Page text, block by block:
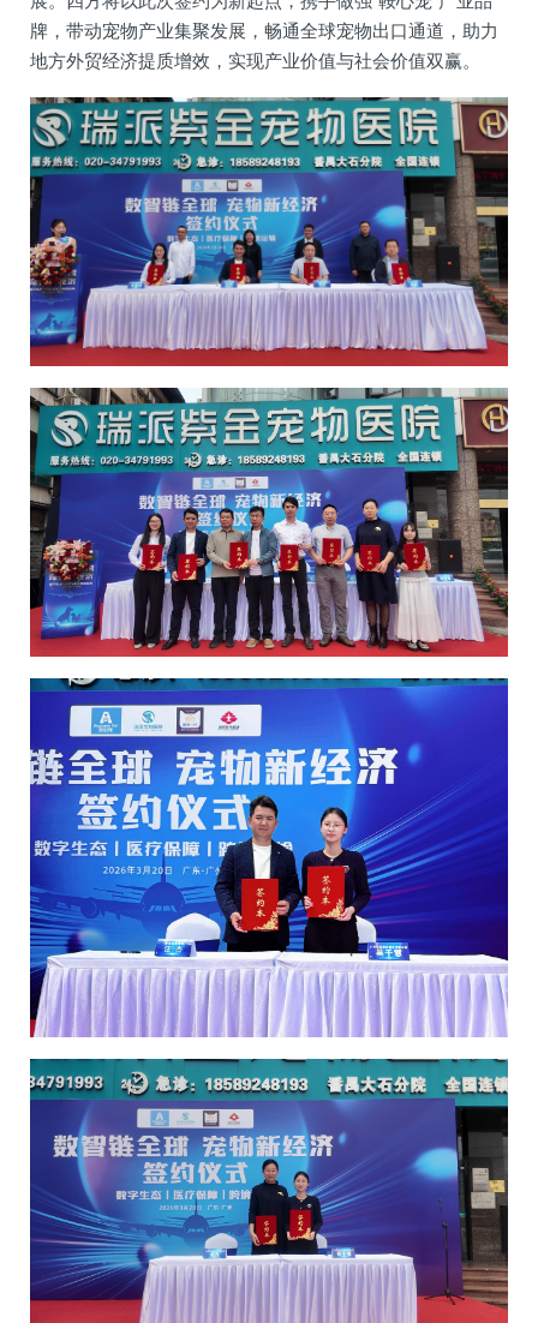
牌，带动宠物产业集聚发展，畅通全球宠物出口通道，助力
地方外贸经济提质增效，实现产业价值与社会价值双赢。